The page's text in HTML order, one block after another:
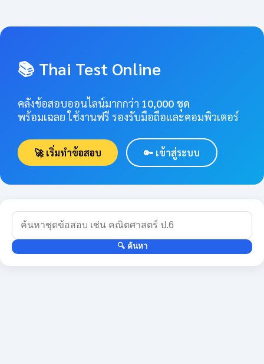
📚 Thai Test Online
คลังข้อสอบออนไลน์มากกว่า 10,000 ชุด
พร้อมเฉลย ใช้งานฟรี รองรับมือถือและคอมพิวเตอร์
🚀 เริ่มทำข้อสอบ 🔑 เข้าสู่ระบบ
🔍 ค้นหา